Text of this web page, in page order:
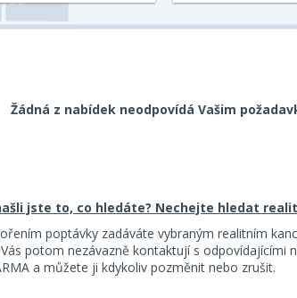
Žádná z nabídek neodpovídá Vašim
jste to, co hledáte? Nechejte hledat
poptávky zadáváte vybraným realitním
potom nezávazně kontaktují s odpovídajícími
a můžete ji kdykoliv pozměnit nebo zrušit.